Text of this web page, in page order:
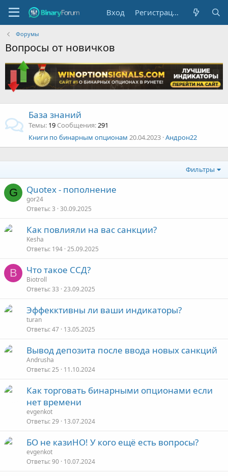
Вход Регистрация
Форумы
Вопросы от новичков
База знаний
Темы 19 Сообщения 291
Книги по бинарным опционам 20.04.2023 Андрон22
Фильтры
G Quotex - пополнение
gor24
Ответы 3 30.09.2025
Как повлияли на вас санкции?
Kesha
Ответы 194 25.09.2025
B Что такое ССД?
Biotroll
Ответы 33 23.09.2025
Эффекктивны ли ваши индикаторы?
turan
Ответы 47 13.05.2025
Вывод депозита после ввода новых санкций
Andrusha
Ответы 25 11.10.2024
Как торговать бинарными опционами если
нет времени
evgenkot
Ответы 29 13.07.2024
БО не казиНО! У кого ещё есть вопросы?
evgenkot
Ответы 90 10.07.2024